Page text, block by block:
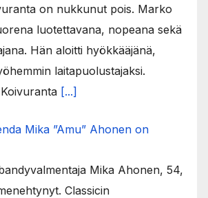
on nukkunut pois. Marko
luotettavana, nopeana sekä
Hän aloitti hyökkääjänä,
laitapuolustajaksi.
[...]
Mika ”Amu” Ahonen on
Mika Ahonen, 54,
Classicin